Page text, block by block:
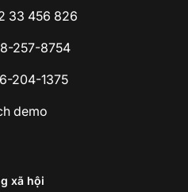
33 456 826
257-8754
204-1375
demo
xã hội